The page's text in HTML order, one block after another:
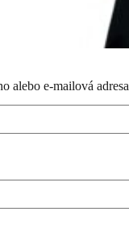
alebo e-mailová adresa